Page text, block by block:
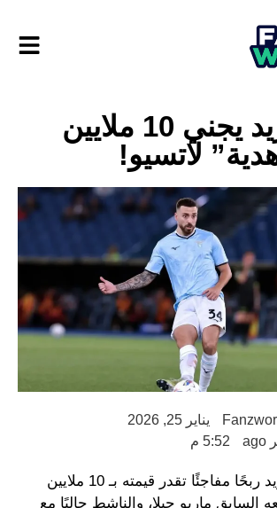
ريال مدريد يجني 10 ملايين
لاتسيو!
يناير 25, 2026
5:52 م
سيجني ريال مدريد ربحًا مفاجئًا تقدر قيمته بـ 10 ملايين
السابق ماريو جيلا، والناشط حاليًا مع